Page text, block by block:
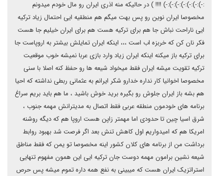
:-):-):-):-):-):-):-) !!!! ) در حالیکه منه اذری ایران رو مال خودم میدونم
مخصوصا ایران نوین رو پس بهت میگم هم منطقیه ایی احتمال زیاد ترکیه
ایی ناراحت نباش جا هم برای ترکیه هست هم برای ایران خیلیم جا هست
فکر نان کن که خربزه اب است ،،، اینکه ایران تمایلش بیشتر به اروپاست جا
برای ترکیه باز میکنه اینکه ایران زیاد وارد بازی عربا نمیشه خوب موقعیت
ترکیه تقویت میشه ایران فقط میخواد شیعه ها رو حفظ کنه اصلا با سنی
مخصوصا اخوانیا کار نداره خدارو شکر ایرانم به عثمانی ربطی نداشته که احیا
هم بشه باز ایران جلوش رو بگیره برید خوش باشید ، ما هم باید بریم سراغ
برنامه های خودمون منطقه عربی فقط اتصال به مدیترانش مهمه جنوب ،
شرق اسیا چین تا حدودی اما مهمتر زاپن هست اروپا هم که دیگه روشنه
امریکا هم که امیدواریم اول کاهش تنش بعد اگر فرصت شد بهبود روابط
برداشت من از برنامه های کلان کشور اینه مخصوصا تو یمن که فقط مناطق
شیعه نشین برامون مهمه دوست جان ترکیه ایی این همون مفهوم تنهایی
استراتزیک ایران هست که میبینی به نفع همه داره تموم میشه پس حرص